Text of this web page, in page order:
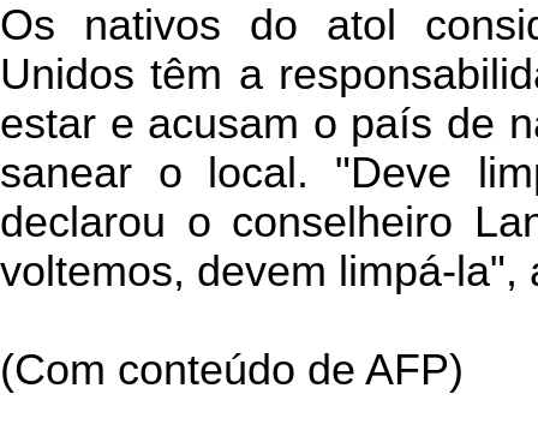
Os nativos do atol
Unidos têm a
estar e acusam o país de
sanear o local. "Deve
declarou o conselheiro
voltemos, devem limpá-la",
(Com conteúdo de AFP)